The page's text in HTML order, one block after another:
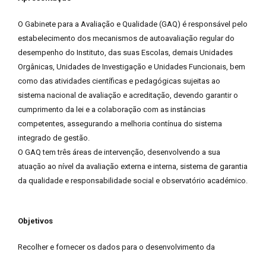
O Gabinete para a Avaliação e Qualidade (GAQ) é responsável pelo
estabelecimento dos mecanismos de autoavaliação regular do
desempenho do Instituto, das suas Escolas, demais Unidades
Orgânicas, Unidades de Investigação e Unidades Funcionais, bem
como das atividades científicas e pedagógicas sujeitas ao
sistema nacional de avaliação e acreditação, devendo garantir o
cumprimento da lei e a colaboração com as instâncias
competentes, assegurando a melhoria contínua do sistema
integrado de gestão.
O GAQ tem três áreas de intervenção, desenvolvendo a sua
atuação ao nível da avaliação externa e interna, sistema de garantia
da qualidade e responsabilidade social e observatório académico.
Objetivos
Recolher e fornecer os dados para o desenvolvimento da